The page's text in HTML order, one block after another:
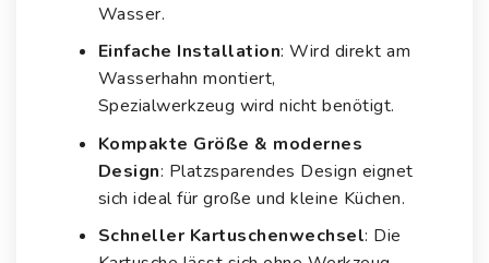
Wasser.
Einfache Installation: Wird direkt am
Wasserhahn montiert,
Spezialwerkzeug wird nicht benötigt.
Kompakte Größe & modernes
Design: Platzsparendes Design eignet
sich ideal für große und kleine Küchen.
Schneller Kartuschenwechsel: Die